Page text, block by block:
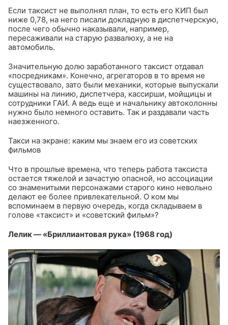
Если таксист не выполнял план, то есть его КИП был
ниже 0,78, на него писали докладную в диспетчерскую,
после чего обычно наказывали, например,
пересаживали на старую развалюху, а не на
автомобиль.
Значительную долю заработанного таксист отдавал
«посредникам». Конечно, агрегаторов в то время не
существовало, зато были механики, которые выпускали
машины на линию, диспетчера, кассирши, мойщицы и
сотрудники ГАИ. А ведь еще и начальнику автоколонны
нужно было немного оставить. Так и раздавали часть
наезженного.
Такси на экране: каким мы знаем его из советских
фильмов
Что в прошлые времена, что теперь работа таксиста
остается тяжелой и зачастую опасной, но ассоциации
со знаменитыми персонажами старого кино невольно
делают ее более привлекательной. О ком мы
вспоминаем в первую очередь, когда складываем в
голове «таксист» и «советский фильм»?
Лелик — «Бриллиантовая рука» (1968 год)